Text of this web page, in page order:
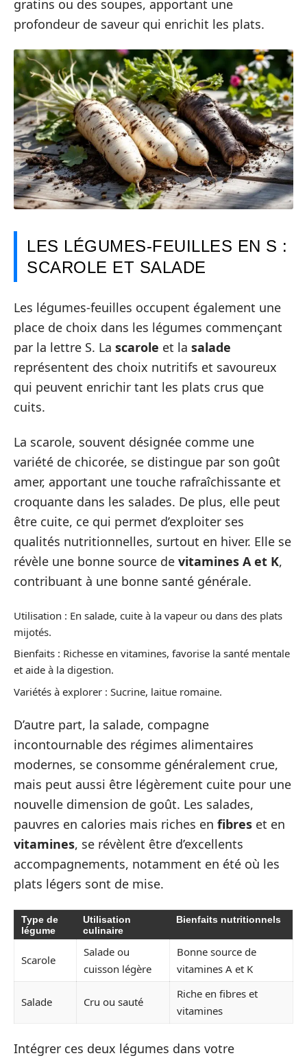
gratins ou des soupes, apportant une
profondeur de saveur qui enrichit les plats.
LES LÉGUMES-FEUILLES EN S :
SCAROLE ET SALADE
Les légumes-feuilles occupent également une
place de choix dans les légumes commençant
par la lettre S. La scarole et la salade
représentent des choix nutritifs et savoureux
qui peuvent enrichir tant les plats crus que
cuits.
La scarole, souvent désignée comme une
variété de chicorée, se distingue par son goût
amer, apportant une touche rafraîchissante et
croquante dans les salades. De plus, elle peut
être cuite, ce qui permet d’exploiter ses
qualités nutritionnelles, surtout en hiver. Elle se
révèle une bonne source de vitamines A et K,
contribuant à une bonne santé générale.
Utilisation : En salade, cuite à la vapeur ou dans des plats
mijotés.
Bienfaits : Richesse en vitamines, favorise la santé mentale
et aide à la digestion.
Variétés à explorer : Sucrine, laitue romaine.
D’autre part, la salade, compagne
incontournable des régimes alimentaires
modernes, se consomme généralement crue,
mais peut aussi être légèrement cuite pour une
nouvelle dimension de goût. Les salades,
pauvres en calories mais riches en fibres et en
vitamines, se révèlent être d’excellents
accompagnements, notamment en été où les
plats légers sont de mise.
Type de
légume
Utilisation
culinaire
Bienfaits nutritionnels
Scarole
Salade ou
cuisson légère
Bonne source de
vitamines A et K
Salade Cru ou sauté
Riche en fibres et
vitamines
Intégrer ces deux légumes dans votre